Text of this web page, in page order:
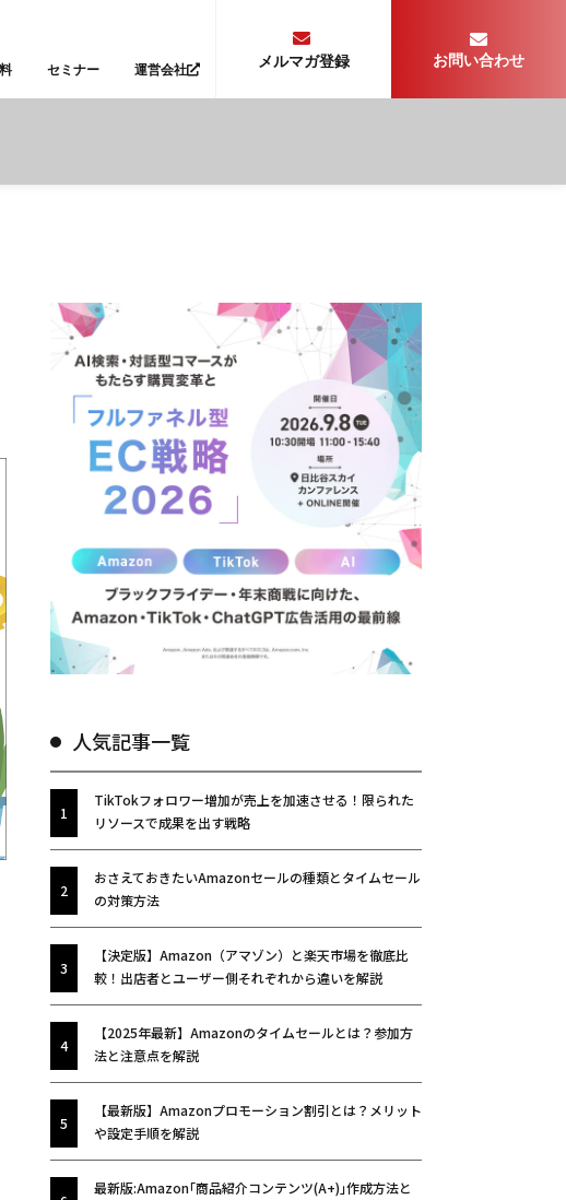
セミナー 運営会社 メルマガ登録 お問い合わせ
人気記事一覧
TikTokフォロワー増加が売上を加速させる！限られた
リソースで成果を出す戦略
おさえておきたいAmazonセールの種類とタイムセール
の対策方法
【決定版】Amazon（アマゾン）と楽天市場を徹底比
較！出店者とユーザー側それぞれから違いを解説
【2025年最新】Amazonのタイムセールとは？参加方
法と注意点を解説
【最新版】Amazonプロモーション割引とは？メリット
や設定手順を解説
最新版:Amazon｢商品紹介コンテンツ(A+)｣作成方法と